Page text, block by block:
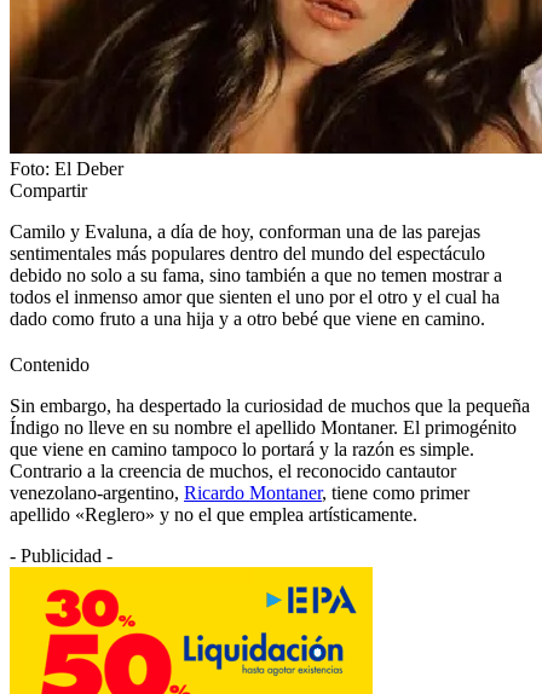
Foto: El Deber
Compartir
Camilo y Evaluna, a día de hoy, conforman una de las parejas
sentimentales más populares dentro del mundo del espectáculo
debido no solo a su fama, sino también a que no temen mostrar a
todos el inmenso amor que sienten el uno por el otro y el cual ha
dado como fruto a una hija y a otro bebé que viene en camino.
Contenido
Sin embargo, ha despertado la curiosidad de muchos que la pequeña
Índigo no lleve en su nombre el apellido Montaner. El primogénito
que viene en camino tampoco lo portará y la razón es simple.
Contrario a la creencia de muchos, el reconocido cantautor
venezolano-argentino, Ricardo Montaner, tiene como primer
apellido «Reglero» y no el que emplea artísticamente.
- Publicidad -